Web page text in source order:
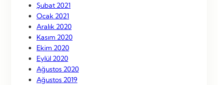
Şubat 2021
Ocak 2021
Aralık 2020
Kasım 2020
Ekim 2020
Eylül 2020
Ağustos 2020
Ağustos 2019